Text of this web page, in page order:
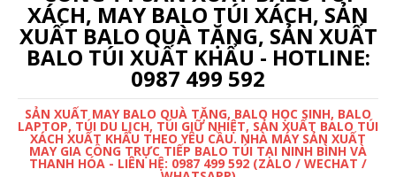
XÁCH, MAY BALO TÚI XÁCH, SẢN
XUẤT BALO QUÀ TẶNG, SẢN XUẤT
BALO TÚI XUẤT KHẨU - HOTLINE:
0987 499 592
SẢN XUẤT MAY BALO QUÀ TẶNG, BALO HỌC SINH, BALO
LAPTOP, TÚI DU LỊCH, TÚI GIỮ NHIỆT, SẢN XUẤT BALO TÚI
XÁCH XUẤT KHẨU THEO YÊU CẦU. NHÀ MÁY SẢN XUẤT
MAY GIA CÔNG TRỰC TIẾP BALO TÚI TẠI NINH BÌNH VÀ
THANH HÓA - LIÊN HỆ: 0987 499 592 (ZALO / WECHAT /